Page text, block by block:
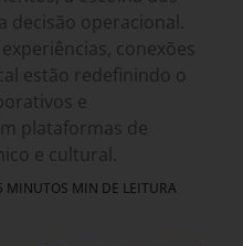
operacional.
conexões
estão redefinindo o
e
plataformas de
e cultural.
MINUTOS MIN DE LEITURA